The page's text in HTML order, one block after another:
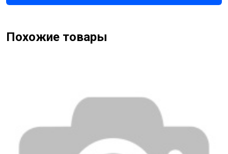
слегка помассируйте по коже для впитывания.
Похожие товары